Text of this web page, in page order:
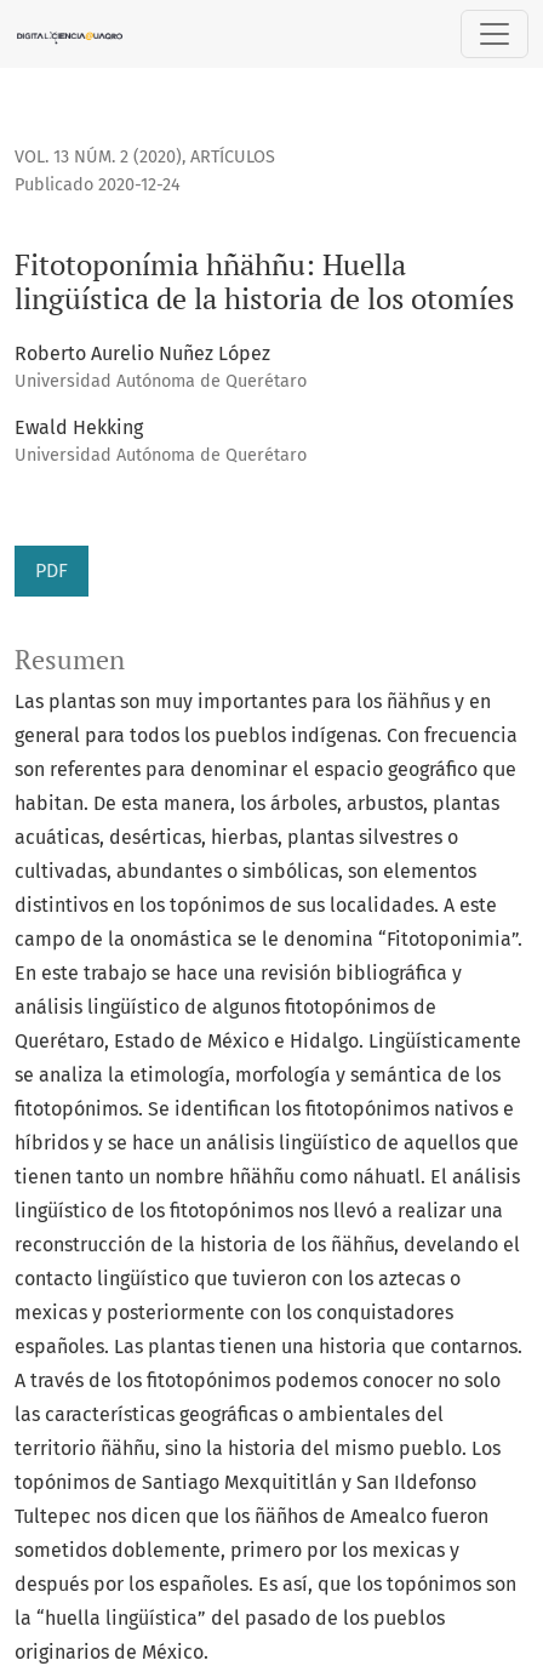
Fitotoponímia hñähñu: Huella lingüística de la historia de
VOL. 13 NÚM. 2 (2020), ARTÍCULOS
Fitotoponímia hñähñu: Huella
lingüística de la historia de los otomíes
Publicado 2020-12-24
Roberto Aurelio Nuñez López
Universidad Autónoma de Querétaro
Ewald Hekking
Universidad Autónoma de Querétaro
PDF
Resumen
Las plantas son muy importantes para los ñähñus y en
general para todos los pueblos indígenas. Con frecuencia
son referentes para denominar el espacio geográfico que
habitan. De esta manera, los árboles, arbustos, plantas
acuáticas, desérticas, hierbas, plantas silvestres o
cultivadas, abundantes o simbólicas, son elementos
distintivos en los topónimos de sus localidades. A este
campo de la onomástica se le denomina “Fitotoponimia”.
En este trabajo se hace una revisión bibliográfica y
análisis lingüístico de algunos fitotopónimos de
Querétaro, Estado de México e Hidalgo. Lingüísticamente
se analiza la etimología, morfología y semántica de los
fitotopónimos. Se identifican los fitotopónimos nativos e
híbridos y se hace un análisis lingüístico de aquellos que
tienen tanto un nombre hñähñu como náhuatl. El análisis
lingüístico de los fitotopónimos nos llevó a realizar una
reconstrucción de la historia de los ñähñus, develando el
contacto lingüístico que tuvieron con los aztecas o
mexicas y posteriormente con los conquistadores
españoles. Las plantas tienen una historia que contarnos.
A través de los fitotopónimos podemos conocer no solo
las características geográficas o ambientales del
territorio ñähñu, sino la historia del mismo pueblo. Los
topónimos de Santiago Mexquititlán y San Ildefonso
Tultepec nos dicen que los ñäñhos de Amealco fueron
sometidos doblemente, primero por los mexicas y
después por los españoles. Es así, que los topónimos son
la “huella lingüística” del pasado de los pueblos
originarios de México.